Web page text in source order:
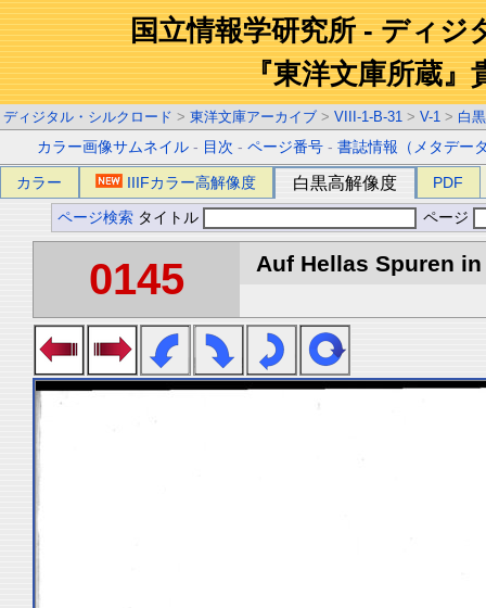
国立情報学研究所 - ディジ
『東洋文庫所蔵』
ディジタル・シルクロード > 東洋文庫アーカイブ > VIII-1-B-31 > V-1 > 白
カラー画像サムネイル - 目次 -ページ番号 -書誌情報（メタデー
カラー IIIFカラー高解像度 白黒高解像度 PDF
ページ検索 タイトル ページ
0145 Auf Hellas Spuren